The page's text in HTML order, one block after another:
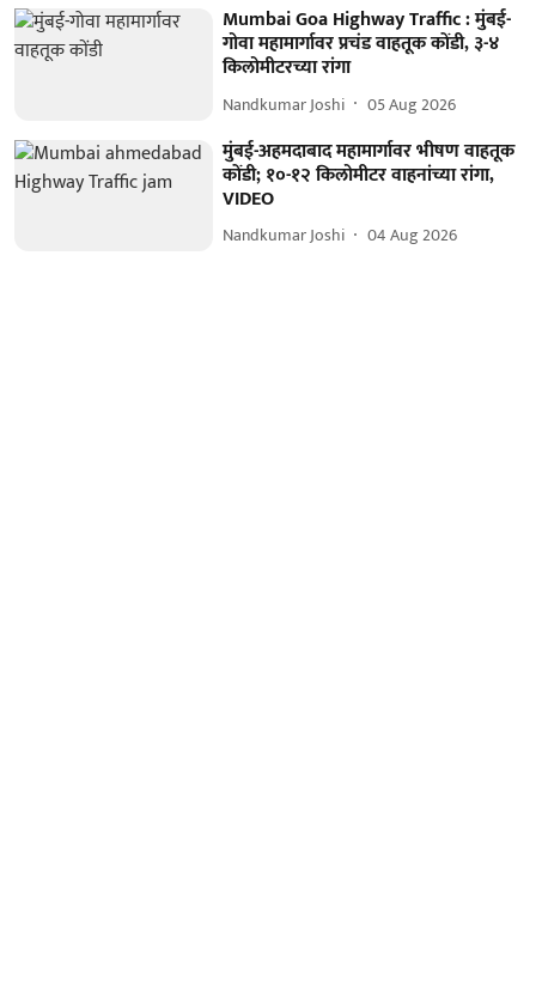
Mumbai Goa Highway Traffic : मुंबई-
गोवा महामार्गावर प्रचंड वाहतूक कोंडी, ३-४
किलोमीटरच्या रांगा
Nandkumar Joshi 05 Aug 2026
मुंबई-अहमदाबाद महामार्गावर भीषण वाहतूक
कोंडी; १०-१२ किलोमीटर वाहनांच्या रांगा,
VIDEO
Nandkumar Joshi 04 Aug 2026